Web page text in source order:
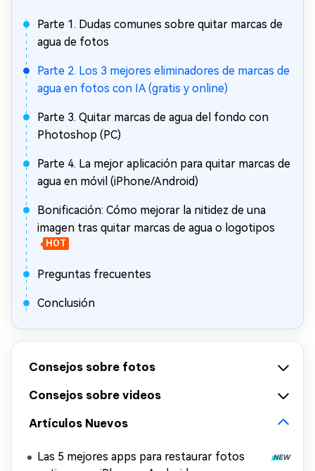
Parte 1. Dudas comunes sobre quitar marcas de
agua de fotos
Parte 2. Los 3 mejores eliminadores de marcas de
agua en fotos con IA (gratis y online)
Parte 3. Quitar marcas de agua del fondo con
Photoshop (PC)
Parte 4. La mejor aplicación para quitar marcas de
agua en móvil (iPhone/Android)
Bonificación: Cómo mejorar la nitidez de una
imagen tras quitar marcas de agua o logotipos
HOT
Preguntas frecuentes
Conclusión
Consejos sobre fotos
Consejos sobre videos
Artículos Nuevos
Las 5 mejores apps para restaurar fotos